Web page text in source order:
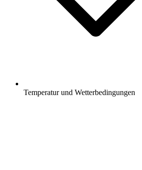
Temperatur und Wetterbedingungen